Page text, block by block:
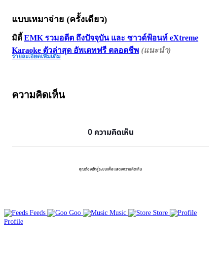
แบบเหมาจ่าย (ครั้งเดียว)
มิดี้ EMK รวมอดีต ถึงปัจจุบัน และ ซาวด์ฟ้อนท์ eXtreme
Karaoke ตัวล่าสุด อัพเดทฟรี ตลอดชีพ (แนะนำ)
รายละเอียดเพิ่มเติม
ความคิดเห็น
0 ความคิดเห็น
คุณต้องเข้าสู่ระบบเพื่อแสดงความคิดเห็น
Feeds Goo Music
Store
Profile